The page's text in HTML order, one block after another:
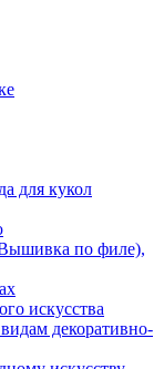
для кукол
по филе),
искусства
декоративно-